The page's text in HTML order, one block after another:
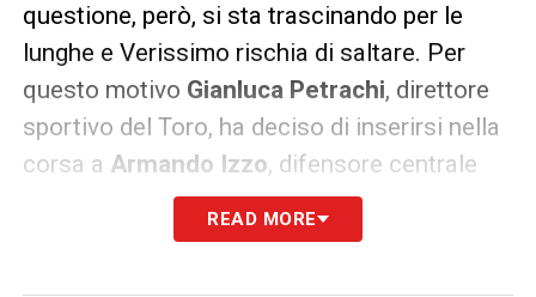
questione, però, si sta trascinando per le
lunghe e Verissimo rischia di saltare. Per
questo motivo Gianluca Petrachi, direttore
sportivo del Toro, ha deciso di inserirsi nella
corsa a Armando Izzo, difensore centrale
del Genoa. Non c’è una vera e propria
trattativa, ma sono in corso alcune
READ MORE